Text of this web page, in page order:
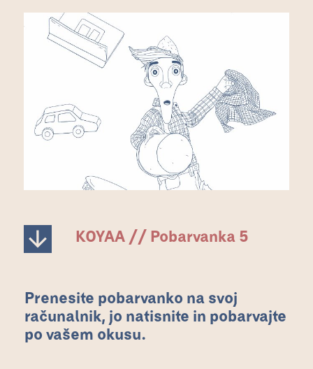
KOYAA // Pobarvanka 5
Prenesite pobarvanko na svoj
računalnik, jo natisnite in pobarvajte
po vašem okusu.